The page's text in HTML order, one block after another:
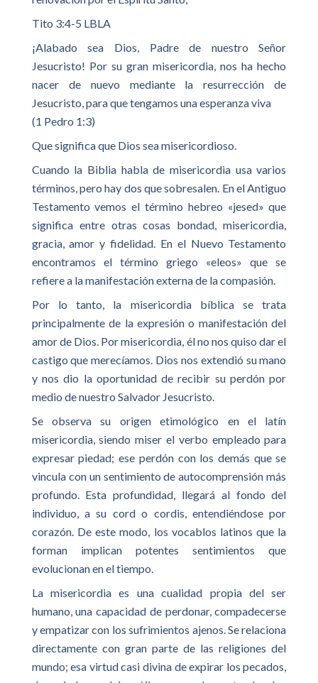
Tito 3:4-5 LBLA
¡Alabado sea Dios, Padre de nuestro Señor
Jesucristo! Por su gran misericordia, nos ha hecho
nacer de nuevo mediante la resurrección de
Jesucristo, para que tengamos una esperanza viva
(1 Pedro 1:3)
Que significa que Dios sea misericordioso.
Cuando la Biblia habla de misericordia usa varios
términos, pero hay dos que sobresalen. En el Antiguo
Testamento vemos el término hebreo «jesed» que
significa entre otras cosas bondad, misericordia,
gracia, amor y fidelidad. En el Nuevo Testamento
encontramos el término griego «eleos» que se
refiere a la manifestación externa de la compasión.
Por lo tanto, la misericordia bíblica se trata
principalmente de la expresión o manifestación del
amor de Dios. Por misericordia, él no nos quiso dar el
castigo que merecíamos. Dios nos extendió su mano
y nos dio la oportunidad de recibir su perdón por
medio de nuestro Salvador Jesucristo.
Se observa su origen etimológico en el latín
misericordia, siendo miser el verbo empleado para
expresar piedad; ese perdón con los demás que se
vincula con un sentimiento de autocomprensión más
profundo. Esta profundidad, llegará al fondo del
individuo, a su cord o cordis, entendiéndose por
corazón. De este modo, los vocablos latinos que la
forman implican potentes sentimientos que
evolucionan en el tiempo.
La misericordia es una cualidad propia del ser
humano, una capacidad de perdonar, compadecerse
y empatizar con los sufrimientos ajenos. Se relaciona
directamente con gran parte de las religiones del
mundo; esa virtud casi divina de expirar los pecados,